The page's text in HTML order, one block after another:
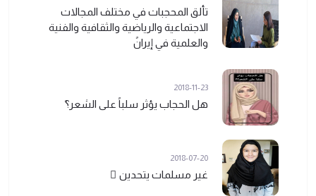
تألق المحجبات في مختلف المجالات
الاجتماعية والرياضية والثقافية والفنية
والعلمية في إيرانً
2018-11-23
هل الحجاب يؤثر سلباً على الشعر؟ً
2018-07-20
غير مسلمات يتحدين ً